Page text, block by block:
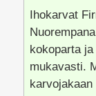
Ihokarvat
kokoparta
mukavasti.